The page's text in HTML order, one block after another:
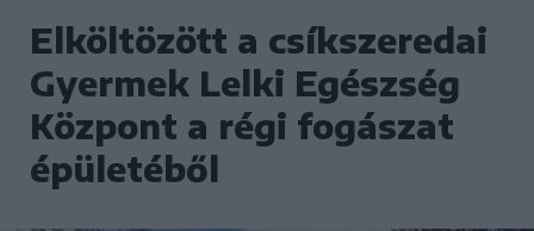
Elköltözött a csíkszeredai
Gyermek Lelki Egészség
Központ a régi fogászat
épületéből